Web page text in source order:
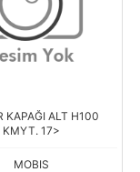
KAPAĞI ALT H100
KMYT. 17>
MOBIS